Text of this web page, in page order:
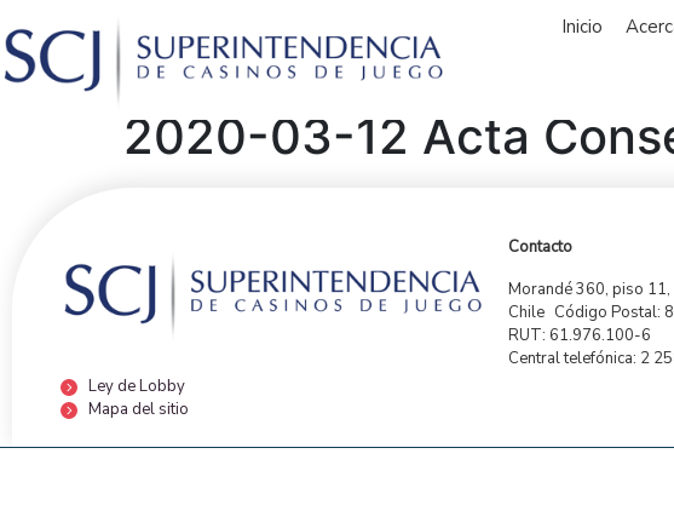
Inicio
2020-03-12 Acta
Ley de Lobby
Mapa del sitio
Contacto
Morandé 360, piso 11,
Chile Código Postal:
RUT: 61.976.100-6
Central telefónica: 2